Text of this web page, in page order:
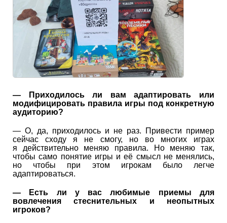
— Приходилось ли вам адаптировать или
модифицировать правила игры под конкретную
аудиторию?
— О, да, приходилось и не раз. Привести пример
сейчас сходу я не смогу, но во многих играх
я действительно меняю правила. Но меняю так,
чтобы само понятие игры и её смысл не менялись,
но чтобы при этом игрокам было легче
адаптироваться.
— Есть ли у вас любимые приемы для
вовлечения стеснительных и неопытных
игроков?